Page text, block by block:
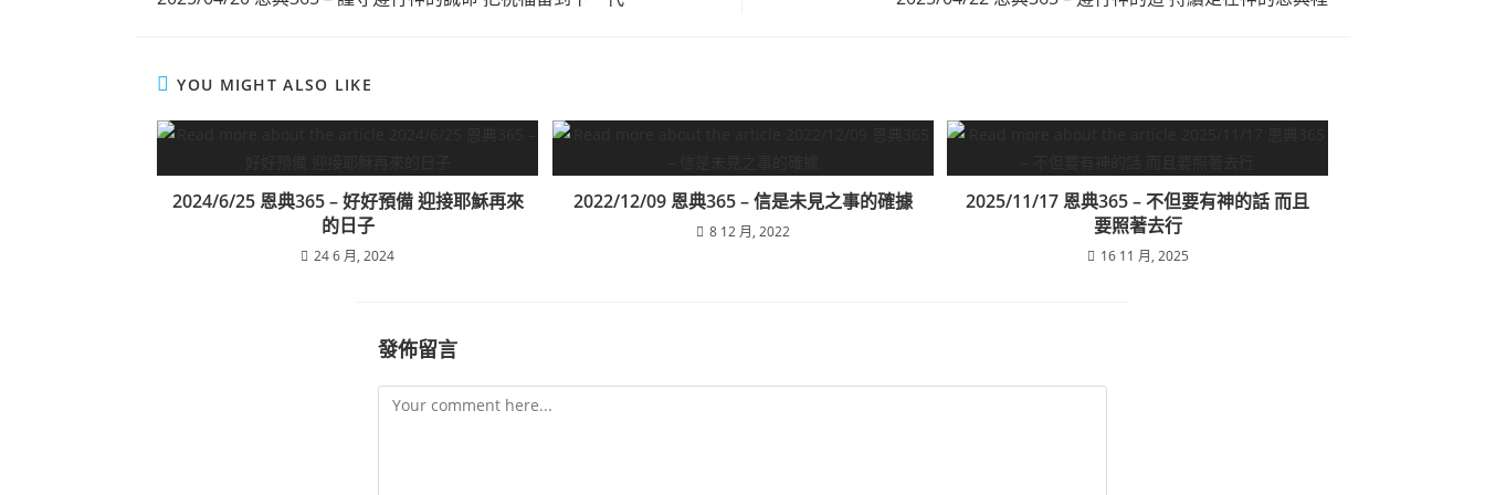
YOU MIGHT ALSO LIKE
2024/6/25 恩典365 – 好好預備 迎接耶穌再來
的日子
24 6 月, 2024
2022/12/09 恩典365 – 信是未見之事的確據
8 12 月, 2022
2025/11/17 恩典365 – 不但要有神的話 而且
要照著去行
16 11 月, 2025
發佈留言